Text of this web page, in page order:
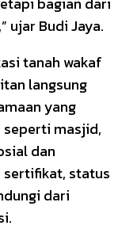
ujar Budi Jaya.
tanah wakaf
langsung
yang
seperti masjid,
dan
sertifikat, status
dari